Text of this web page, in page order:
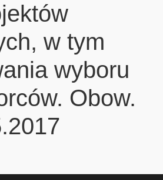
w tym
wyboru
Obow.